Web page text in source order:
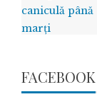
FACEBOOK